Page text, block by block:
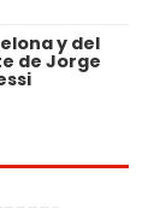
y del
de Jorge